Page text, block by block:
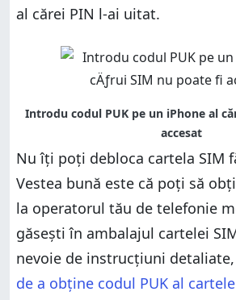
al cărei PIN l-ai uitat.
Nu îți poți debloca cartela SIM
Vestea bună este că poți să
la operatorul tău de telefonie
găsești în ambalajul cartelei
nevoie de instrucțiuni
de a obține codul PUK al